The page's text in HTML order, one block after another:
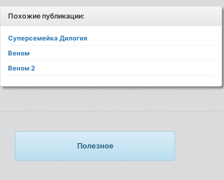
Похожие публикации:
Суперсемейка Дилогия
Веном
Веном 2
Полезное